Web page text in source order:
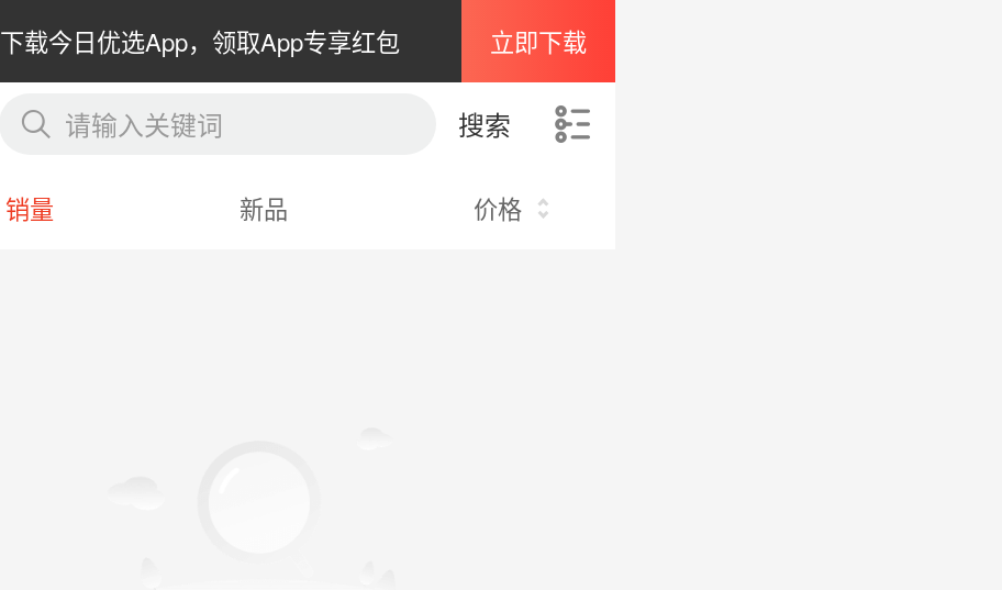
下载今日优选App，领取App专享红包 立即下载
请输入关键词 搜索
销量 新品 价格